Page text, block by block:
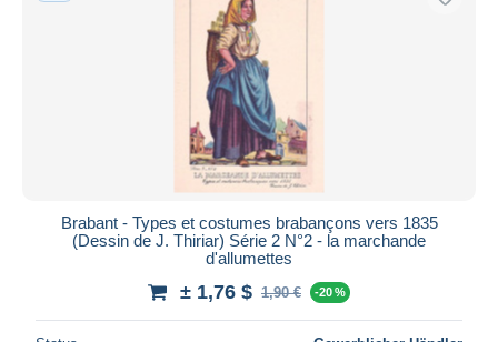
Brabant - Types et costumes brabançons vers 1835
(Dessin de J. Thiriar) Série 2 N°2 - la marchande
d'allumettes
± 1,76 $ 1,90 € -20 %